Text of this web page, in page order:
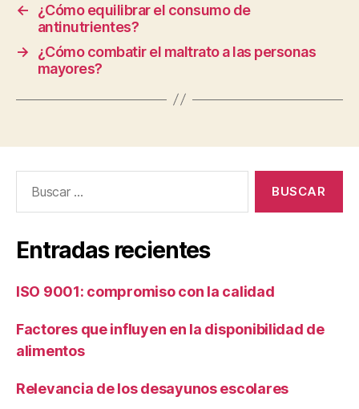
←
¿Cómo equilibrar el consumo de
antinutrientes?
→
¿Cómo combatir el maltrato a las personas
mayores?
Entradas recientes
ISO 9001: compromiso con la calidad
Factores que influyen en la disponibilidad de
alimentos
Relevancia de los desayunos escolares